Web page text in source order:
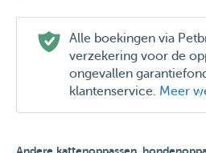
Alle boekingen via
verzekering voor de
ongevallen
klantenservice. Meer